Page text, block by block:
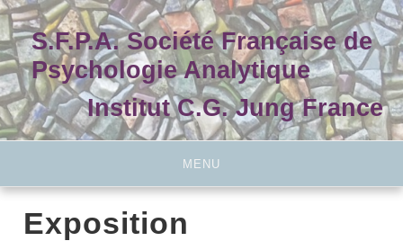
Skip
to
contentS.F.P.A. Société Française de
Psychologie Analytique
Institut C.G. Jung France
MENU
Exposition